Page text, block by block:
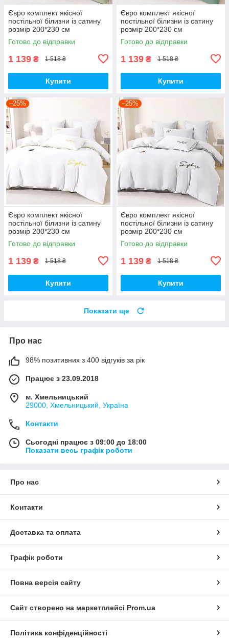
Євро комплект якісної
постільної білизни із сатину
розмір 200*230 см
Готово до відправки
1 139 ₴ 1 518 ₴
Купити
Євро комплект якісної
постільної білизни із сатину
розмір 200*230 см
Готово до відправки
1 139 ₴ 1 518 ₴
Купити
–25%
Євро комплект якісної
постільної білизни із сатину
розмір 200*230 см
Готово до відправки
1 139 ₴ 1 518 ₴
Купити
–25%
Євро комплект якісної
постільної білизни із сатину
розмір 200*230 см
Готово до відправки
1 139 ₴ 1 518 ₴
Купити
Показати ще
Про нас
98% позитивних з 400 відгуків за рік
Працює з 23.09.2018
м. Хмельницький
29000, Хмельницький, Україна
Контакти
Сьогодні працює з 09:00 до 18:00
Показати весь графік роботи
Про нас
Контакти
Доставка та оплата
Графік роботи
Повна версія сайту
Сайт створено на маркетплейсі Prom.ua
Політика конфіденційності